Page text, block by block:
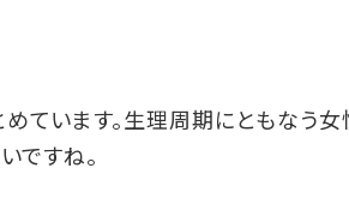
ています。生理周期にともなう
ですね。